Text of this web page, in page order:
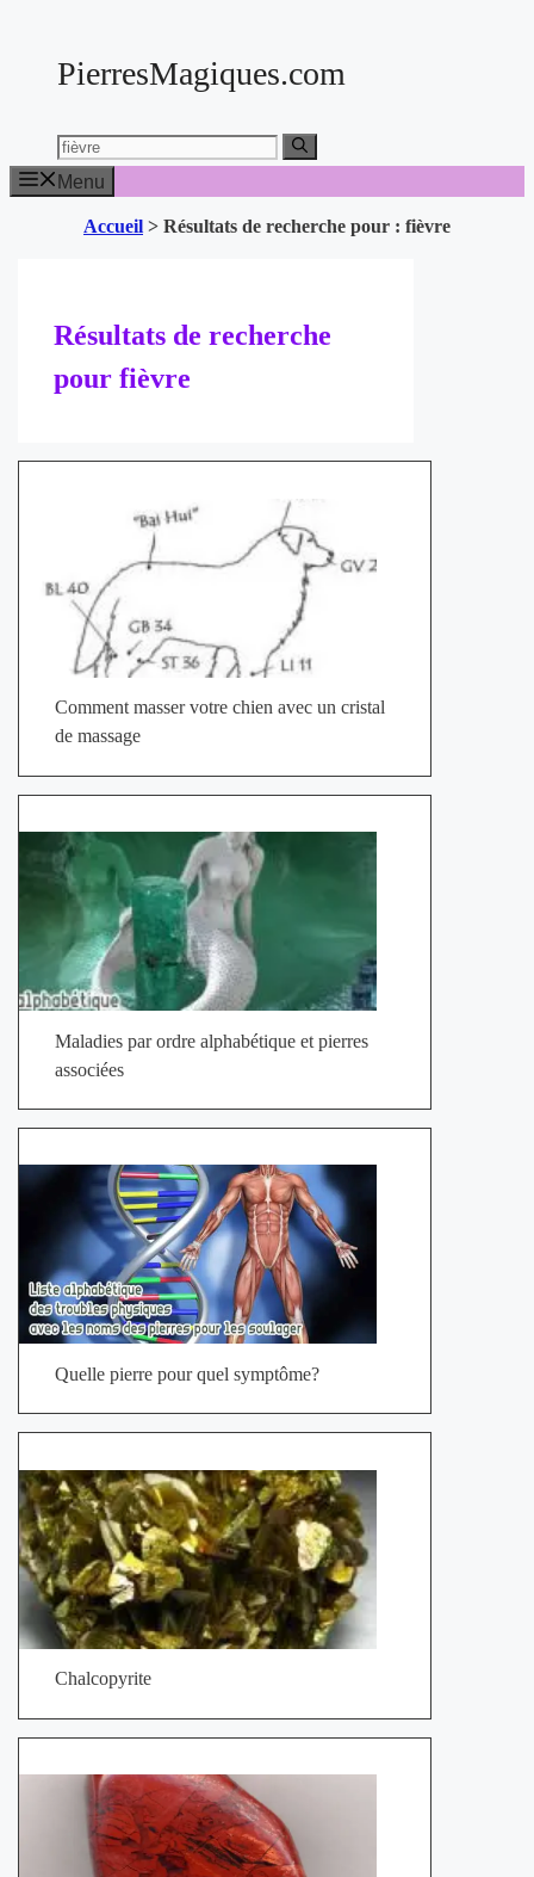
contenuPierresMagiques.com
Chercher:
Menu
Accueil > Résultats de recherche pour : fièvre
Résultats de recherche
pour fièvre
Comment masser votre chien avec un cristal
de massage
Maladies par ordre alphabétique et pierres
associées
Quelle pierre pour quel symptôme?
Chalcopyrite